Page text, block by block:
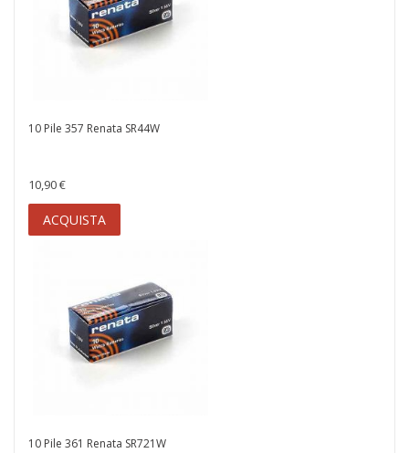
10 Pile 357 Renata SR44W
10,90 €
ACQUISTA
10 Pile 361 Renata SR721W